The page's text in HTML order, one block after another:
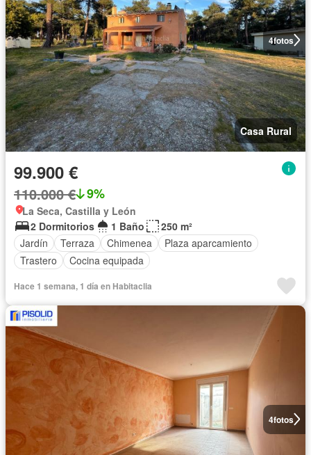
4fotos
Casa Rural
99.900 €
110.000 € 9%
La Seca, Castilla y León
2 Dormitorios
1 Baño
250 m²
Jardín
Terraza Chimenea
Plaza aparcamiento
Trastero
Cocina equipada
Hace 1 semana, 1 día en Habitaclia
4fotos